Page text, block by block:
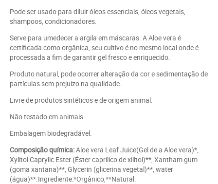
Pode ser usado para diluir óleos essenciais, óleos vegetais,
shampoos, condicionadores.
Serve para umedecer a argila em máscaras. A Aloe vera é
certificada como orgânica, seu cultivo é no mesmo local onde é
processada a fim de garantir gel fresco e enriquecido.
Produto natural, pode ocorrer alteração da cor e sedimentação de
partículas sem prejuízo na qualidade.
Livre de produtos sintéticos e de origem animal.
Não testado em animais.
Embalagem biodegradável.
Composição química:Aloe vera Leaf Juice(Gel de a Aloe vera)*,
Xylitol Caprylic Ester (Éster caprílico de xilitol)**, Xantham gum
(goma xantana)**, Glycerin (glicerina vegetal)**, water
(água)**.Ingrediente:*Orgânico,**Natural.